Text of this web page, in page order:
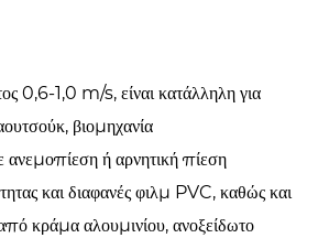
0,6-1,0 m/s, είναι κατάλληλη για
βιομηχανία
ανεμοπίεση ή αρνητική πίεση
και διαφανές φιλμ PVC, καθώς και
κράμα αλουμινίου, ανοξείδωτο